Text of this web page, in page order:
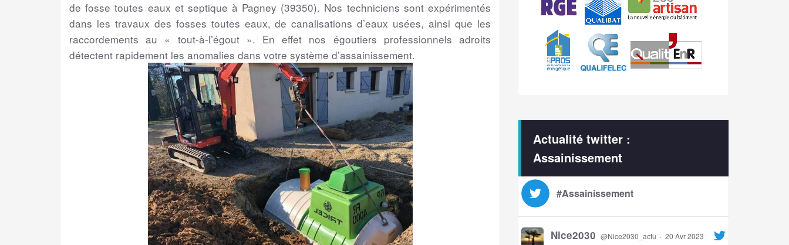
de fosse toutes eaux et septique à Pagney (39350). Nos techniciens sont expérimentés
dans les travaux des fosses toutes eaux, de canalisations d’eaux usées, ainsi que les
raccordements au « tout-à-l’égout ». En effet nos égoutiers professionnels adroits
détectent rapidement les anomalies dans votre système d’assainissement.
Actualité twitter :
Assainissement
#Assainissement
Nice2030 @Nice2030_actu · 20 Avr 2023